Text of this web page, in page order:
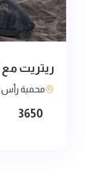
ريتريت
محمية رأس
3650